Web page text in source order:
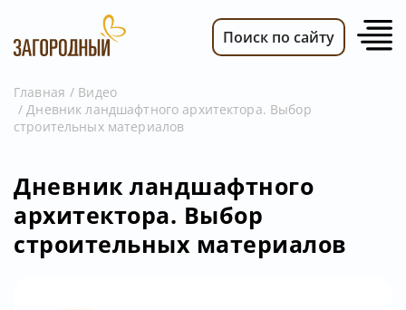
ВИДЕО
ПЕРЕДАЧИ
ТЕЛЕПРОГРАММА
РЕКЛАМОДАТЕЛЯМ
Поиск по сайту
Главная
Видео
Дневник ландшафтного архитектора. Выбор
строительных материалов
Дневник ландшафтного
архитектора. Выбор
строительных материалов